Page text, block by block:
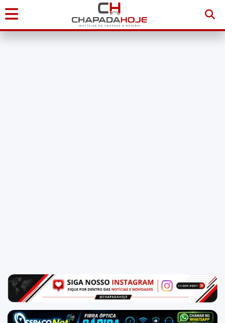
Início
NAS
NOSSAS
REDES